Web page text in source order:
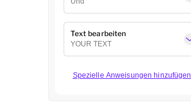
Text bearbeiten
YOUR TEXT
Spezielle Anweisungen hinzufügen